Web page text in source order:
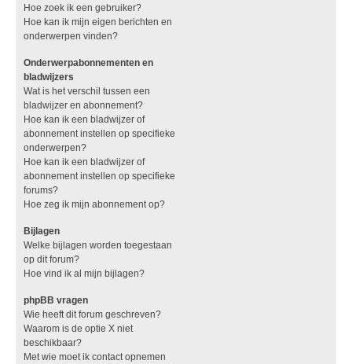
Hoe zoek ik een gebruiker?
Hoe kan ik mijn eigen berichten en
onderwerpen vinden?
Onderwerpabonnementen en
bladwijzers
Wat is het verschil tussen een
bladwijzer en abonnement?
Hoe kan ik een bladwijzer of
abonnement instellen op specifieke
onderwerpen?
Hoe kan ik een bladwijzer of
abonnement instellen op specifieke
forums?
Hoe zeg ik mijn abonnement op?
Bijlagen
Welke bijlagen worden toegestaan
op dit forum?
Hoe vind ik al mijn bijlagen?
phpBB vragen
Wie heeft dit forum geschreven?
Waarom is de optie X niet
beschikbaar?
Met wie moet ik contact opnemen